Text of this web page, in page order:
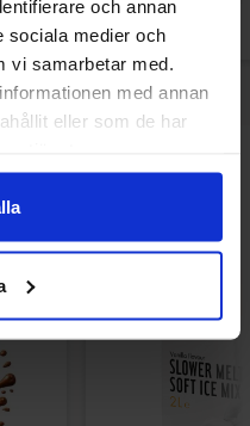
och annan
sociala medier och
vi samarbetar med.
med annan
eller som de har
lide